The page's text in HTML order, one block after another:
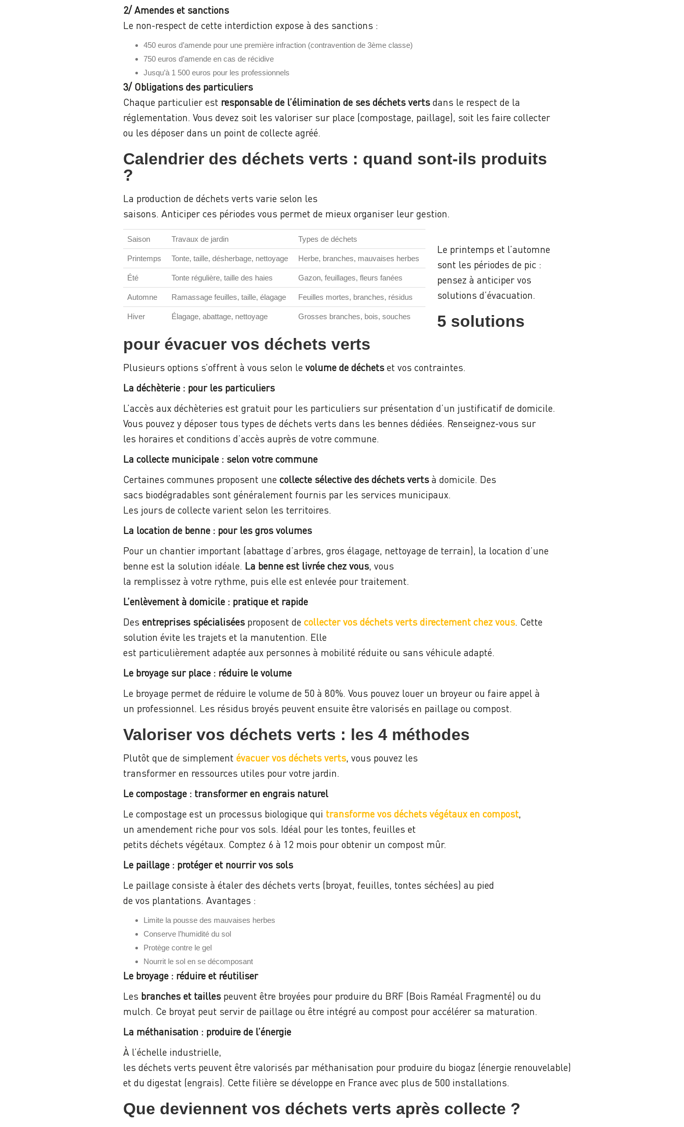
2/ Amendes et sanctions
Le non-respect de cette interdiction expose à des sanctions :
450 euros d’amende pour une première infraction (contravention de 3ème classe)
750 euros d’amende en cas de récidive
Jusqu’à 1 500 euros pour les professionnels
3/ Obligations des particuliers
Chaque particulier est responsable de l’élimination de ses déchets verts dans le respect de la
réglementation. Vous devez soit les valoriser sur place (compostage, paillage), soit les faire collecter
ou les déposer dans un point de collecte agréé.
Calendrier des déchets verts : quand sont-ils produits
?
La production de déchets verts varie selon les
saisons. Anticiper ces périodes vous permet de mieux organiser leur gestion.
Saison Travaux de jardin Types de déchets
Printemps Tonte, taille, désherbage, nettoyage Herbe, branches, mauvaises herbes
Été Tonte régulière, taille des haies Gazon, feuillages, fleurs fanées
Automne Ramassage feuilles, taille, élagage Feuilles mortes, branches, résidus
Hiver Élagage, abattage, nettoyage Grosses branches, bois, souches
Le printemps et l’automne
sont les périodes de pic :
pensez à anticiper vos
solutions d’évacuation.
5 solutions
pour évacuer vos déchets verts
Plusieurs options s’offrent à vous selon levolume de déchetset vos contraintes.
La déchèterie : pour les particuliers
L’accès aux déchèteries est gratuit pour les particuliers sur présentation d’un justificatif de domicile.
Vous pouvez y déposer tous types de déchets verts dans les bennes dédiées. Renseignez-vous sur
les horaires et conditions d’accès auprès de votre commune.
La collecte municipale : selon votre commune
Certaines communes proposent unecollecte sélective des déchets verts à domicile. Des
sacs biodégradables sont généralement fournis par les services municipaux.
Les jours de collecte varient selon les territoires.
La location de benne : pour les gros volumes
Pour un chantier important (abattage d’arbres, gros élagage, nettoyage de terrain), la location d’une
benne est la solution idéale. La benne est livrée chez vous, vous
la remplissez à votre rythme, puis elle est enlevée pour traitement.
L’enlèvement à domicile : pratique et rapide
Desentreprises spécialisées proposent decollecter vos déchets verts directement chez vous. Cette
solution évite les trajets et la manutention. Elle
est particulièrement adaptée aux personnes à mobilité réduite ou sans véhicule adapté.
Le broyage sur place : réduire le volume
Le broyage permet de réduire le volume de 50 à 80%. Vous pouvez louer un broyeur ou faire appel à
un professionnel. Les résidus broyés peuvent ensuite être valorisés en paillage ou compost.
Valoriser vos déchets verts : les 4 méthodes
Plutôt que de simplementévacuer vos déchets verts, vous pouvez les
transformer en ressources utiles pour votre jardin.
Le compostage : transformer en engrais naturel
Le compostage est un processus biologique qui transforme vos déchets végétaux en compost,
un amendement riche pour vos sols. Idéal pour les tontes, feuilles et
petits déchets végétaux. Comptez 6 à 12 mois pour obtenir un compost mûr.
Le paillage : protéger et nourrir vos sols
Le paillage consiste à étaler des déchets verts (broyat, feuilles, tontes séchées) au pied
de vos plantations. Avantages :
Limite la pousse des mauvaises herbes
Conserve l’humidité du sol
Protège contre le gel
Nourrit le sol en se décomposant
Le broyage : réduire et réutiliser
Les branches et tailles peuvent être broyées pour produire du BRF (Bois Raméal Fragmenté) ou du
mulch. Ce broyat peut servir de paillage ou être intégré au compost pour accélérer sa maturation.
La méthanisation : produire de l’énergie
À l’échelle industrielle,
les déchets verts peuvent être valorisés par méthanisation pour produire du biogaz (énergie renouvelable)
et du digestat (engrais). Cette filière se développe en France avec plus de 500 installations.
Que deviennent vos déchets verts après collecte ?